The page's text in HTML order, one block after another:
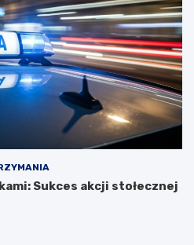
Sukces akcji stołecznej